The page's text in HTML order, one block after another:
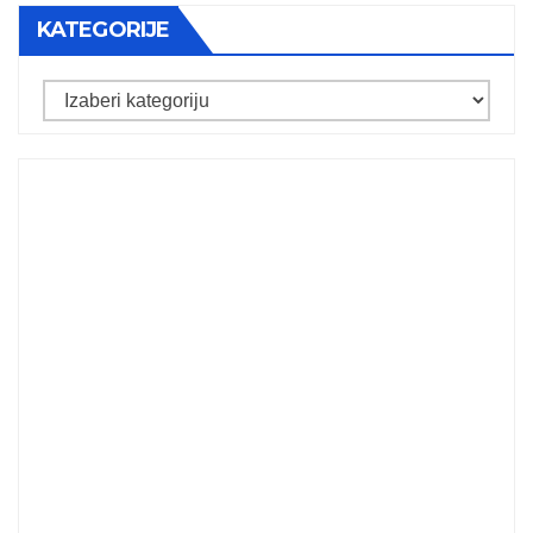
KATEGORIJE
Kategorije